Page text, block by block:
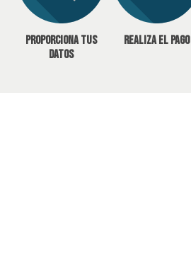
Proporciona tus
datos
Realiza el pago